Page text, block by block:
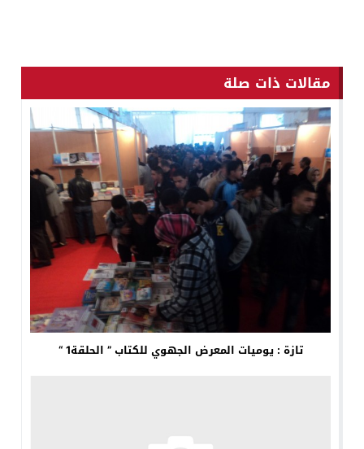
مقالات ذات صلة
تازة : يوميات المعرض الجهوي للكتاب ” الحلقة1 “